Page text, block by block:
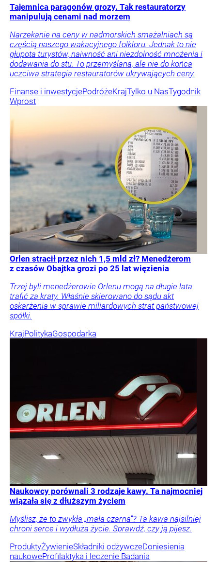
Tajemnica paragonów grozy. Tak restauratorzy
manipulują cenami nad morzem
Narzekanie na ceny w nadmorskich smażalniach są
częścią naszego wakacyjnego folkloru. Jednak to nie
głupota turystów, naiwność ani niezdolność mnożenia i
dodawania do stu. To przemyślana, ale nie do końca
uczciwa strategia restauratorów ukrywających ceny.
Finanse i inwestycjePodróżeKrajTylko u NasTygodnik
Wprost
Orlen stracił przez nich 1,5 mld zł? Menedżerom
z czasów Obajtka grozi po 25 lat więzienia
Trzej byli menedżerowie Orlenu mogą na długie lata
trafić za kraty. Właśnie skierowano do sądu akt
oskarżenia w sprawie miliardowych strat państwowej
spółki.
KrajPolitykaGospodarka
Naukowcy porównali 3 rodzaje kawy. Ta najmocniej
wiązała się z dłuższym życiem
Myślisz, że to zwykła „mała czarna”? Ta kawa najsilniej
chroni serce i wydłuża życie. Sprawdź, czy ją pijesz.
ProduktyŻywienieSkładniki odżywczeDoniesienia
naukoweProfilaktyka i leczenie Badania